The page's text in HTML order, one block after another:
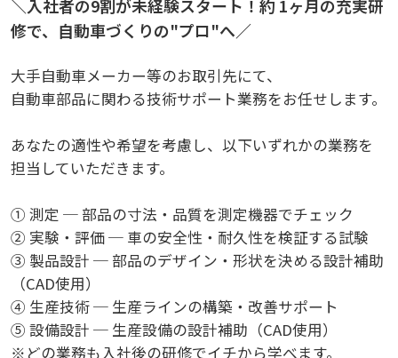
＼入社者の9割が未経験スタート！約 1ヶ月の充実研
修で、自動車づくりの"プロ"へ／
大手自動車メーカー等のお取引先にて、
自動車部品に関わる技術サポート業務をお任せします。
あなたの適性や希望を考慮し、以下いずれかの業務を
担当していただきます。
① 測定 ─ 部品の寸法・品質を測定機器でチェック
② 実験・評価 ─ 車の安全性・耐久性を検証する試験
③ 製品設計 ─ 部品のデザイン・形状を決める設計補助
（CAD使用）
④ 生産技術 ─ 生産ラインの構築・改善サポート
⑤ 設備設計 ─ 生産設備の設計補助（CAD使用）
※どの業務も入社後の研修でイチから学べます。